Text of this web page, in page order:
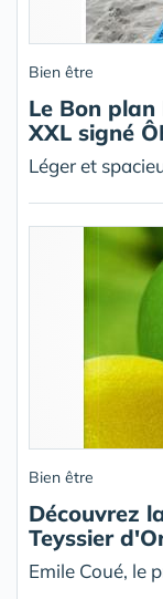
Bien être
Le Bon
XXL signé
Léger et
Bien être
Découvrez
Teyssier
Emile Coué, le